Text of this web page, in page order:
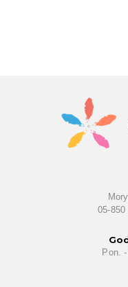
05-
Pon.